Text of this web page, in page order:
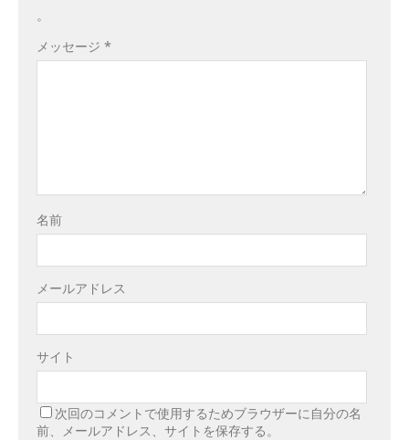
。
メッセージ *
名前
メールアドレス
サイト
次回のコメントで使用するためブラウザーに自分の名
前、メールアドレス、サイトを保存する。